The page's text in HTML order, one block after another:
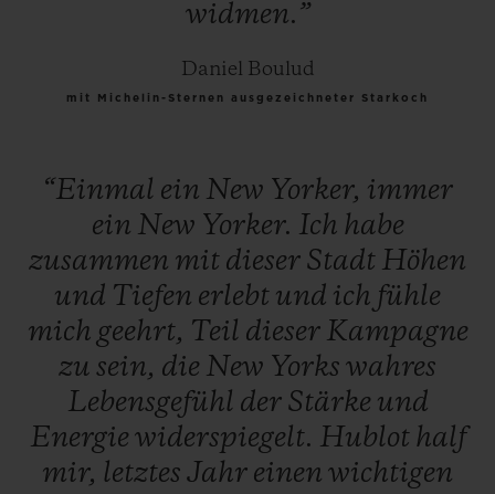
widmen.”
Daniel Boulud
mit Michelin-Sternen ausgezeichneter Starkoch
“Einmal ein New Yorker, immer
ein New Yorker. Ich habe
zusammen mit dieser Stadt Höhen
und Tiefen erlebt und ich fühle
mich geehrt, Teil dieser Kampagne
zu sein, die New Yorks wahres
Lebensgefühl der Stärke und
Energie widerspiegelt. Hublot half
mir, letztes Jahr einen wichtigen